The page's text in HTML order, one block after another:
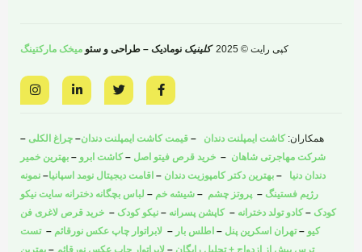
کپی رایت © 2025 کلینیک نومادیک – طراحی و سئو میخک مارکتینگ
F
a
c
o
o
k
-
w
i
e
r
L
i
n
d
-
n
I
n
s
g
r
a
m
همکاران: کاشت ایمپلنت دندان – قیمت کاشت ایمپلنت دندان– چراغ الکلی –
شرکت مهاجرتی شاهان – خرید قرص فیتو اصل –کاشت ابرو – بهترین خمیر
دندان دنیا – بهترین دکتر کامپوزیت دندان – اقامت دیجیتال نومد اسپانیا– نمونه
رژیم فستینگ – پروتز چشم – شیشه خم – لباس بچگانه دخترانه سایت نیکو
کودک –کادو تولد دخترانه –کاپشن پسرانه – نیکو کودک – خرید قرص لاغری فن
کیو –تهران اسکرین پنل – اطلس بار – لابراتوار چاپ عکس نورقائم –تست
ترس پیش از ازدواج + تحلیل رایگان – لابراتوار چاپ عکس نورقائم – بهترین